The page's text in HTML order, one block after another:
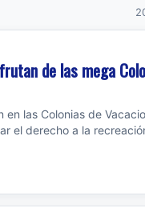
de las mega
las Colonias de
el derecho a la